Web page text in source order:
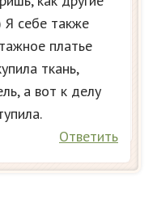
себе также
платье
ткань,
а вот к делу
Ответить